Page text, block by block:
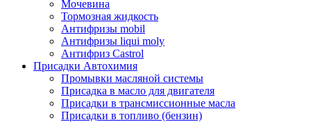
Мочевина
Тормозная жидкость
Антифризы mobil
Антифризы liqui moly
Антифриз Castrol
Присадки Автохимия
Промывки масляной системы
Присадка в масло для двигателя
Присадки в трансмиссионные масла
Присадки в топливо (бензин)